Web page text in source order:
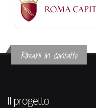
Rimani in contatto
Il progetto